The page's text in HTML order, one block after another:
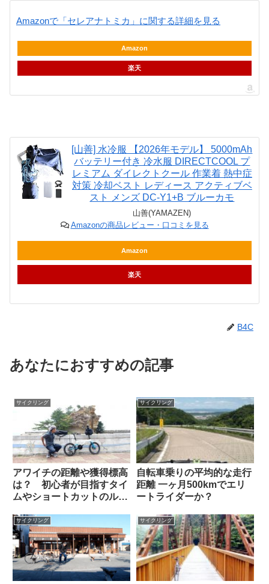
Amazonで「セレアナトミカ」に関する詳細を見る
Amazon
楽天
[山善] 水冷服 【2026年モデル】 5000mAh
バッテリー付き 冷水服 DIRECTCOOL プ
レミアム ダイレクトクール 作業着 熱中症
対策 冷却ベスト レディース アクティブベ
スト メンズ DC-Y1+B ブルーカモ
山善(YAMAZEN)
Amazonの商品レビュー・口コミを見る
Amazon
楽天
B4C
あなたにおすすめの記事
サイクリング
アワイチの距離や獲得標高
は？ 初心者が目指すタイ
ムやショートカットのルー
サイクリング
自転車乗りの平均的な走行
距離 一ヶ月500kmでエリ
ートライダーか？
サイクリング サイクリング